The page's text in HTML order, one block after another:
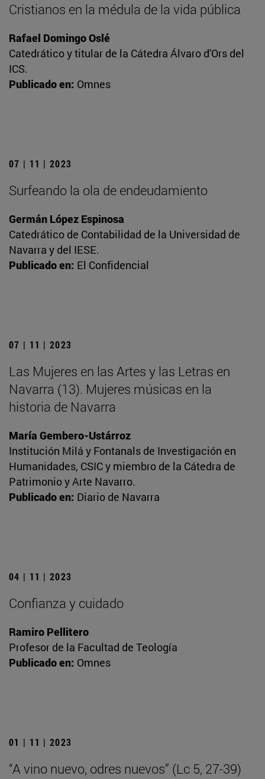
Cristianos en la médula de la vida pública
Rafael Domingo Oslé
Catedrático y titular de la Cátedra Álvaro d'Ors del
ICS.
Publicado en: Omnes
07 | 11 | 2023
Surfeando la ola de endeudamiento
Germán López Espinosa
Catedrático de Contabilidad de la Universidad de
Navarra y del IESE.
Publicado en: El Confidencial
07 | 11 | 2023
Las Mujeres en las Artes y las Letras en
Navarra (13). Mujeres músicas en la
historia de Navarra
María Gembero-Ustárroz
Institución Milá y Fontanals de Investigación en
Humanidades, CSIC y miembro de la Cátedra de
Patrimonio y Arte Navarro.
Publicado en: Diario de Navarra
04 | 11 | 2023
Confianza y cuidado
Ramiro Pellitero
Profesor de la Facultad de Teología
Publicado en: Omnes
01 | 11 | 2023
“A vino nuevo, odres nuevos” (Lc 5, 27-39)